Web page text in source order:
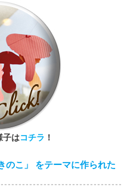
子はコチラ ！
のこ」 をテーマに作られた